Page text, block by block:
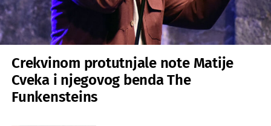
Crekvinom protutnjale note Matije
Cveka i njegovog benda The
Funkensteins